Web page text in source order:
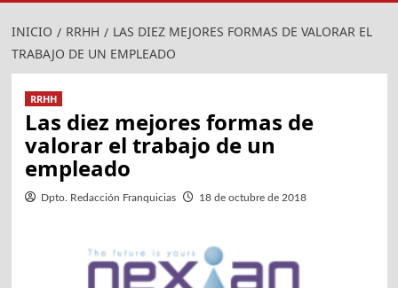
INICIO RRHH
LAS DIEZ MEJORES FORMAS DE VALORAR EL
TRABAJO DE UN EMPLEADO
RRHH
Las diez mejores formas de
valorar el trabajo de un
empleado
Dpto. Redacción Franquicias 18 de octubre de 2018
924 907